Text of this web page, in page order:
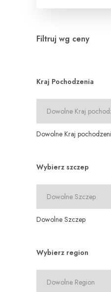
Filtruj wg ceny
Kraj Pochodzenia
Dowolne Kraj
Wybierz szczep
Dowolne Szczep
Wybierz region